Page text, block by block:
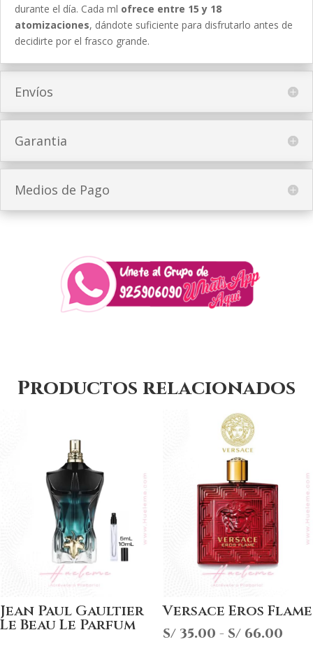
durante el día. Cada ml ofrece entre 15 y 18
atomizaciones, dándote suficiente para disfrutarlo antes de
decidirte por el frasco grande.
Envíos
Garantia
Medios de Pago
Productos relacionados
Jean Paul Gaultier
Le Beau Le Parfum
Versace Eros Flame
S/35.00 - S/66.00